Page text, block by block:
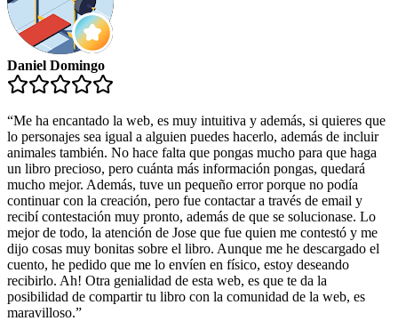
Daniel Domingo
“Me ha encantado la web, es muy intuitiva y además, si quieres que
lo personajes sea igual a alguien puedes hacerlo, además de incluir
animales también. No hace falta que pongas mucho para que haga
un libro precioso, pero cuánta más información pongas, quedará
mucho mejor. Además, tuve un pequeño error porque no podía
continuar con la creación, pero fue contactar a través de email y
recibí contestación muy pronto, además de que se solucionase. Lo
mejor de todo, la atención de Jose que fue quien me contestó y me
dijo cosas muy bonitas sobre el libro. Aunque me he descargado el
cuento, he pedido que me lo envíen en físico, estoy deseando
recibirlo. Ah! Otra genialidad de esta web, es que te da la
posibilidad de compartir tu libro con la comunidad de la web, es
maravilloso.”